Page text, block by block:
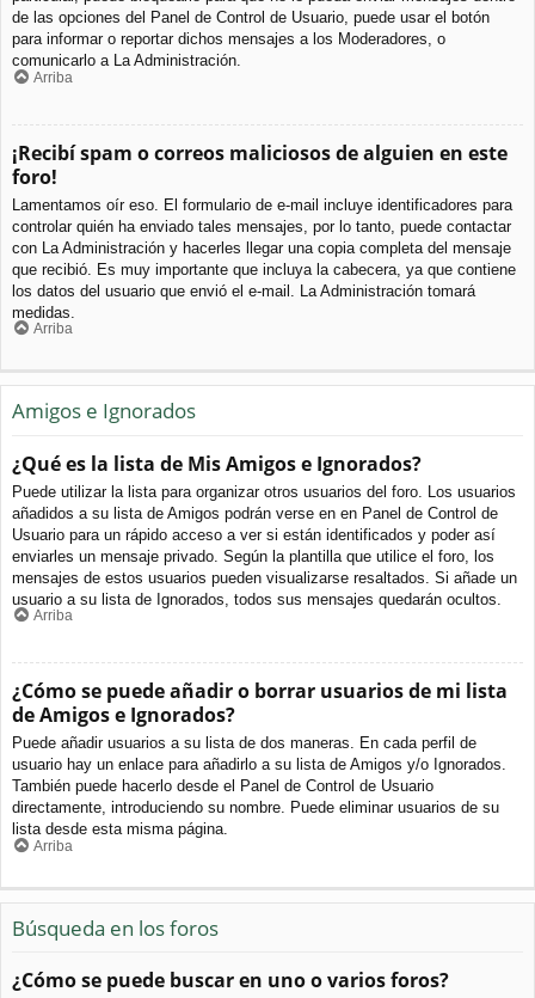
de las opciones del Panel de Control de Usuario, puede usar el botón
para informar o reportar dichos mensajes a los Moderadores, o
comunicarlo a La Administración.
Arriba
¡Recibí spam o correos maliciosos de alguien en este
foro!
Lamentamos oír eso. El formulario de e-mail incluye identificadores para
controlar quién ha enviado tales mensajes, por lo tanto, puede contactar
con La Administración y hacerles llegar una copia completa del mensaje
que recibió. Es muy importante que incluya la cabecera, ya que contiene
los datos del usuario que envió el e-mail. La Administración tomará
medidas.
Arriba
Amigos e Ignorados
¿Qué es la lista de Mis Amigos e Ignorados?
Puede utilizar la lista para organizar otros usuarios del foro. Los usuarios
añadidos a su lista de Amigos podrán verse en en Panel de Control de
Usuario para un rápido acceso a ver si están identificados y poder así
enviarles un mensaje privado. Según la plantilla que utilice el foro, los
mensajes de estos usuarios pueden visualizarse resaltados. Si añade un
usuario a su lista de Ignorados, todos sus mensajes quedarán ocultos.
Arriba
¿Cómo se puede añadir o borrar usuarios de mi lista
de Amigos e Ignorados?
Puede añadir usuarios a su lista de dos maneras. En cada perfil de
usuario hay un enlace para añadirlo a su lista de Amigos y/o Ignorados.
También puede hacerlo desde el Panel de Control de Usuario
directamente, introduciendo su nombre. Puede eliminar usuarios de su
lista desde esta misma página.
Arriba
Búsqueda en los foros
¿Cómo se puede buscar en uno o varios foros?